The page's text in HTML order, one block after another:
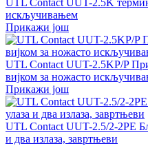
искључивањем
Прикажи још
UTL Contact UUT-2.5KP/P
вијком за ножасто
Прикажи још
UTL Contact UUT-2.5/2-2PE
и два излаза, завртњеви